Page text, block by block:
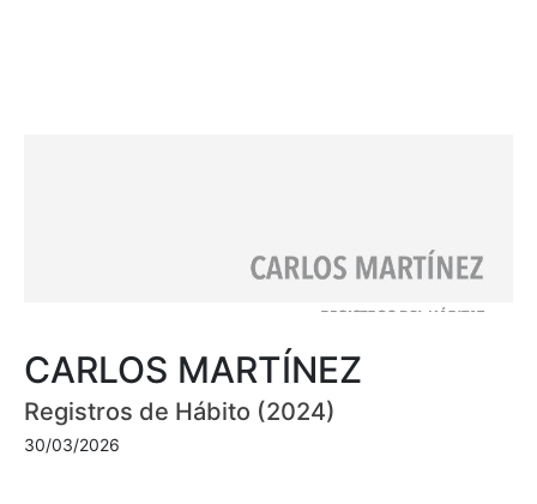
CARLOS MARTÍNEZ
Registros de Hábito (2024)
30/03/2026